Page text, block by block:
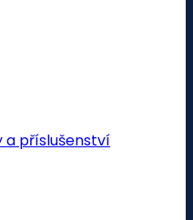
a příslušenství